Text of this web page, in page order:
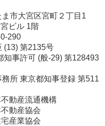
市大宮区宮町２丁目1
ビル 1階
290
(13) 第2135号
知事許可 (般-29) 第128493
所 東京都知事登録 第511
動産流通機構
動産協会
産業協会